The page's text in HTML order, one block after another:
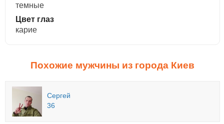
темные
Цвет глаз
карие
Похожие мужчины из города Киев
Сергей
36